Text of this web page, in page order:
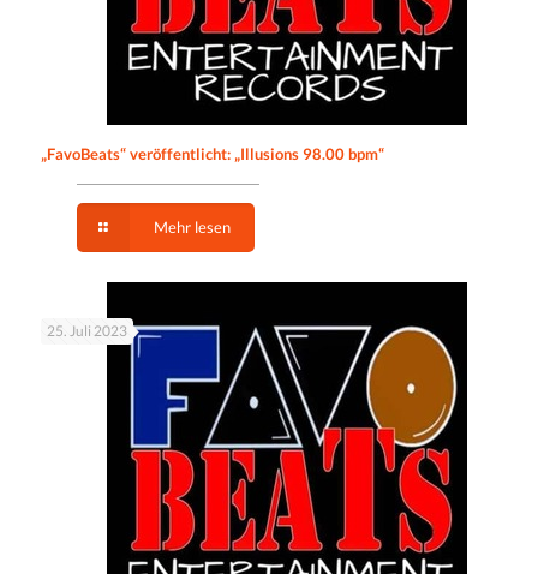
„FavoBeats“ veröffentlicht: „Illusions 98.00 bpm“
Mehr lesen
25. Juli 2023